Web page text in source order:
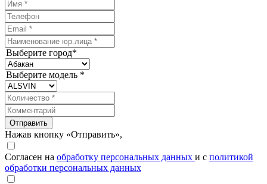
Выберите город*
Выберите модель *
Отправить
Нажав кнопку «Отправить»,
Согласен на обработку персональных данных и с политикой
обработки персональных данных